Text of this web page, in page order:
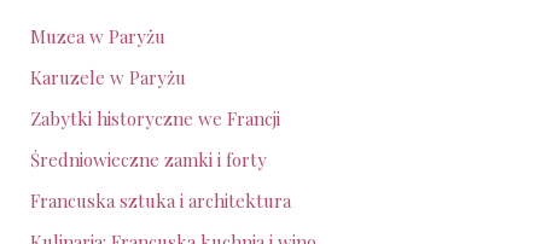
Muzea w Paryżu
Karuzele w Paryżu
Zabytki historyczne we Francji
Średniowieczne zamki i forty
Francuska sztuka i architektura